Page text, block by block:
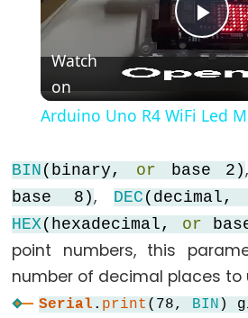
(define)
#include
(include)
;
(세
미
콜
Watch
on
Arduino Uno R4 WiFi Led
BIN (binary, or base 2),
base 8), DEC (decimal,
HEX(hexadecimal, or
point numbers, this
number of decimal places to
Serial . print (78, BIN )